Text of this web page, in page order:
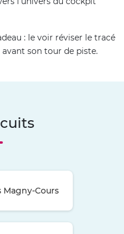
: le voir réviser le tracé
son tour de piste.
Cours